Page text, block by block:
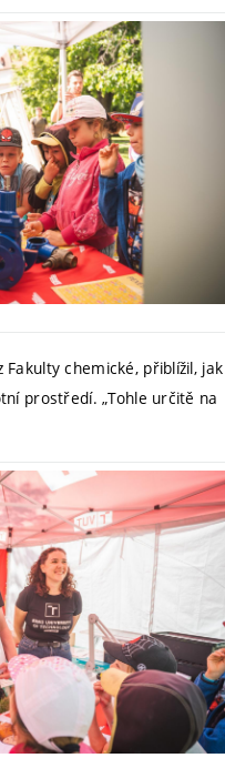
chemické, přiblížil, jak
prostředí. „Tohle určitě na